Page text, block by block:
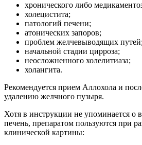
хронического либо
холецистита;
патологий печени;
атонических запоров;
проблем желчевыводящих путей;
начальной стадии цирроза;
неосложненного холелитиаза;
холангита.
Рекомендуется прием Аллохола и
удалению желчного пузыря.
Хотя в инструкции не упоминается о
печень, препаратом пользуются при
клинической картины: